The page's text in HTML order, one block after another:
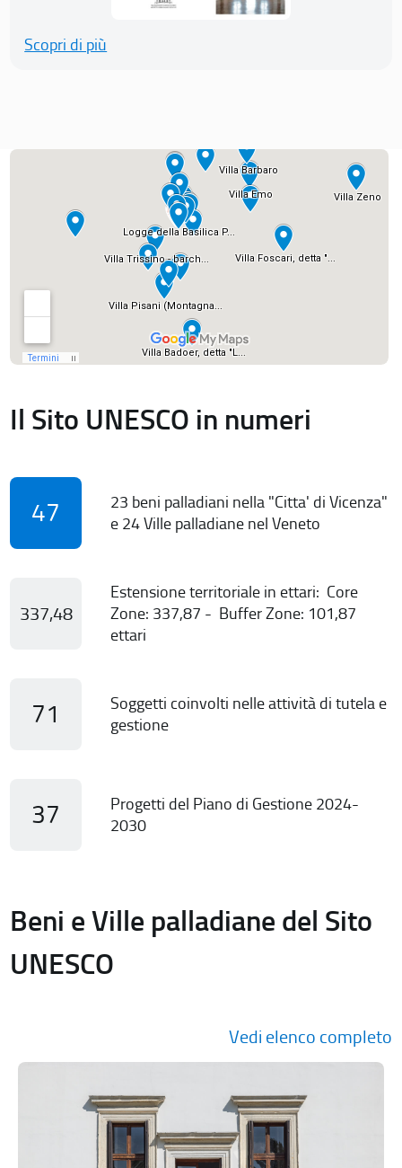
Scopri di più
Il Sito UNESCO in numeri
47
23 beni palladiani nella "Citta' di Vicenza"
e 24 Ville palladiane nel Veneto
337,48
Estensione territoriale in ettari: Core
Zone: 337,87 - Buffer Zone: 101,87
ettari
71
Soggetti coinvolti nelle attività di tutela e
gestione
37
Progetti del Piano di Gestione 2024-
2030
Beni e Ville palladiane del Sito
UNESCO
Vedi elenco completo